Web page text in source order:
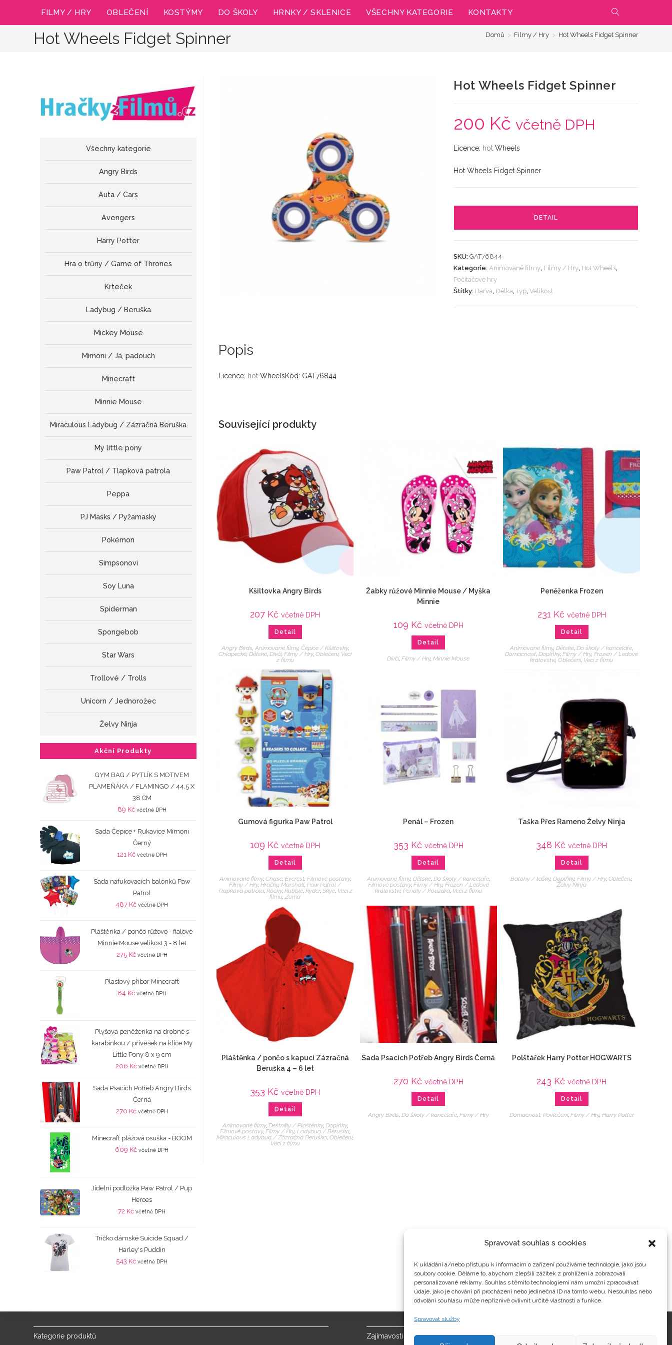
Spravovat souhlas s cookies
K ukládání a/nebo přístupu k informacím o zařízení používáme technologie, jako jsou
soubory cookie. Děláme to, abychom zlepšili zážitek z prohlížení a zobrazovali
personalizované reklamy. Souhlas s těmito technologiemi nám umožní zpracovávat
údaje, jako je chování při procházení nebo jedinečná ID na tomto webu. Nesouhlas nebo
odvolání souhlasu může nepříznivě ovlivnit určité vlastnosti a funkce.
Spravovat služby
FILMY / HRY OBLEČENÍ KOSTÝMY DO ŠKOLY HRNKY / SKLENICE VŠECHNY KATEGORIE KONTAKTY PŘEPNOUT
VYHLEDÁVÁNÍ
WEBU
Hot Wheels Fidget Spinner Domů > Filmy / Hry > Hot Wheels Fidget Spinner
Hot Wheels Fidget Spinner
200 Kč včetně DPH
Licence: hot Wheels
Hot Wheels Fidget Spinner
DETAIL
SKU:GAT76844
Kategorie:Animované filmy, Filmy / Hry, Hot Wheels,
Počítačové hry
Štítky: Barva, Délka,Typ,Velikost
Popis
Licence: hotWheelsKód: GAT76844
Související produkty
Kšiltovka Angry Birds
207 Kč včetně DPH
Detail
Angry Birds, Animované filmy, Čepice / Kšiltovky,
Chlapecké,Dětské,Dívčí,Filmy / Hry,Oblečení, Veci
z filmu
Žabky růžové Minnie Mouse / Myška
Minnie
109 Kč včetně DPH
Detail
Dívčí,Filmy / Hry,Minnie Mouse
Peněženka Frozen
231 Kč včetně DPH
Detail
Animované filmy,Dětské,Do školy / kanceláře,
Domácnost,Doplňky,Filmy / Hry,Frozen / Ledové
království,Oblečení, Veci z filmu
Gumová figurka Paw Patrol
109 Kč včetně DPH
Detail
Animované filmy, Chase, Everest, Filmové postavy,
Filmy / Hry,Hračky,Marshall ,Paw Patrol /
Tlapková patrola, Rocky, Rubble, Ryder, Skye, Veci z
filmu ,Zuma
Penál – Frozen
353 Kč včetně DPH
Detail
Animované filmy, Dětské, Do školy / kanceláře,
Filmové postavy, Filmy / Hry, Frozen / Ledové
království, Penály / Pouzdra, Veci z filmu
Taška Přes Rameno Želvy Ninja
348 Kč včetně DPH
Detail
Batohy / tašky,Doplňky,Filmy / Hry,Oblečení,
Želvy Ninja
Pláštěnka / pončo s kapucí Zázračná
Beruška 4 – 6 let
353 Kč včetně DPH
Detail
Animované filmy, Deštníky / Pláštěnky, Doplňky,
Filmové postavy, Filmy / Hry, Ladybug / Beruška,
Miraculous Ladybug / Zázračná Beruška,Oblečení,
Veci z filmu
Sada Psacích Potřeb Angry Birds Černá
270 Kč včetně DPH
Detail
Angry Birds, Do školy / kanceláře, Filmy / Hry
Polštářek Harry Potter HOGWARTS
243 Kč včetně DPH
Detail
Domácnost, Povlečení, Filmy / Hry, Harry Potter
Všechny kategorie
Angry Birds
Auta / Cars
Avengers
Harry Potter
Hra o trůny / Game of Thrones
Krteček
Ladybug / Beruška
Mickey Mouse
Mimoni / Já, padouch
Minecraft
Minnie Mouse
Miraculous Ladybug / Zázračná Beruška
My little pony
Paw Patrol / Tlapková patrola
Peppa
PJ Masks / Pyžamasky
Pokémon
Simpsonovi
Soy Luna
Spiderman
Spongebob
Star Wars
Trollové / Trolls
Unicorn / Jednorožec
Želvy Ninja
Akční Produkty
GYM BAG / PYTLÍK S MOTIVEM
PLAMEŇÁKA / FLAMINGO / 44,5 X
38 CM
89 Kč včetně DPH
Sada Čepice + Rukavice Mimoni
Černý
121 Kč včetně DPH
Sada nafukovacích balónků Paw
Patrol
487 Kč včetně DPH
Pláštěnka / pončo růžovo - fialové
Minnie Mouse velikost 3 - 8 let
275 Kč včetně DPH
Plastový příbor Minecraft
84 Kč včetně DPH
Plyšová peněženka na drobné s
karabinkou / přívěšek na klíče My
Little Pony 8 x 9 cm
206 Kč včetně DPH
Sada Psacích Potřeb Angry Birds
Černá
270 Kč včetně DPH
Minecraft plážová osuška - BOOM
609 Kč včetně DPH
Jídelní podložka Paw Patrol / Pup
Heroes
72 Kč včetně DPH
Tričko dámské Suicide Squad /
Harley's Puddin
543 Kč včetně DPH
Kategorie produktů Zajímavosti